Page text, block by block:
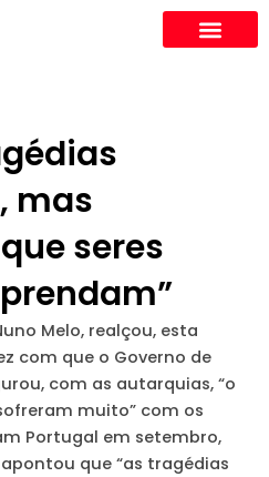
mas
seres
Melo, realçou, esta
com que o Governo de
com as autarquias, “o
muito” com os
Portugal em setembro,
que “as tragédias